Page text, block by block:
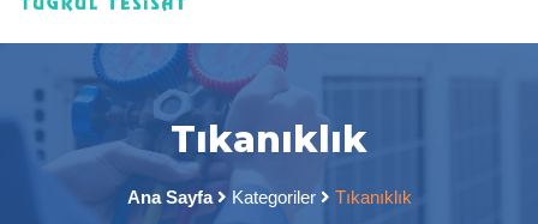
Tıkanıklık
Ana Sayfa Kategoriler Tıkanıklık